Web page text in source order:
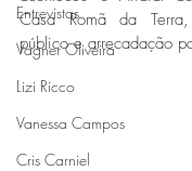
Entrevistas
Vagner Oliveira
Lizi Ricco
Vanessa Campos
Cris Carniel
Casa Romã da
público e arrecadação